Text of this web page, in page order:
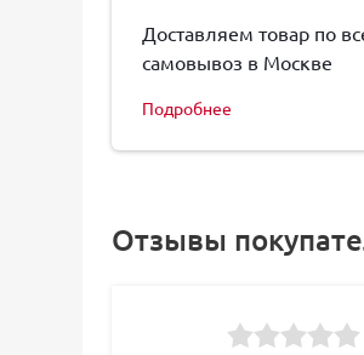
Доставляем товар по
самовывоз в Москве
Подробнее
Отзывы